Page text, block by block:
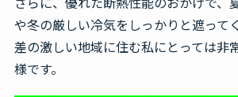
や冬の厳しい冷気をしっかりと遮って
差の激しい地域に住む私にとっては非
様です。